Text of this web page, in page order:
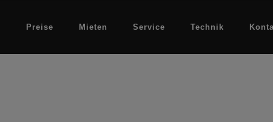
Preise Mieten Service Technik